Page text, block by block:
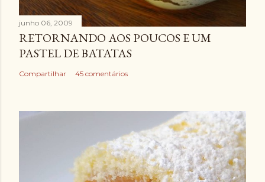
junho 06, 2009
RETORNANDO AOS POUCOS E UM
PASTEL DE BATATAS
Compartilhar 45 comentários